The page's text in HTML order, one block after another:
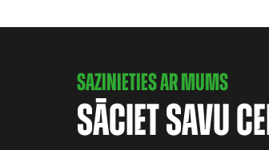
SAZINIETIES AR MUMS
SĀCIET SAVU